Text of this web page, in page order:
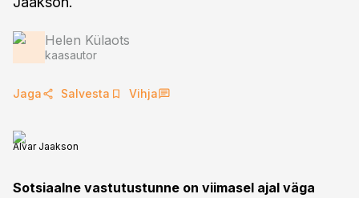
Helen Külaots
kaasautor
Jaga Salvesta Vihja
Alvar Jaakson
Sotsiaalne vastutustunne on viimasel ajal väga